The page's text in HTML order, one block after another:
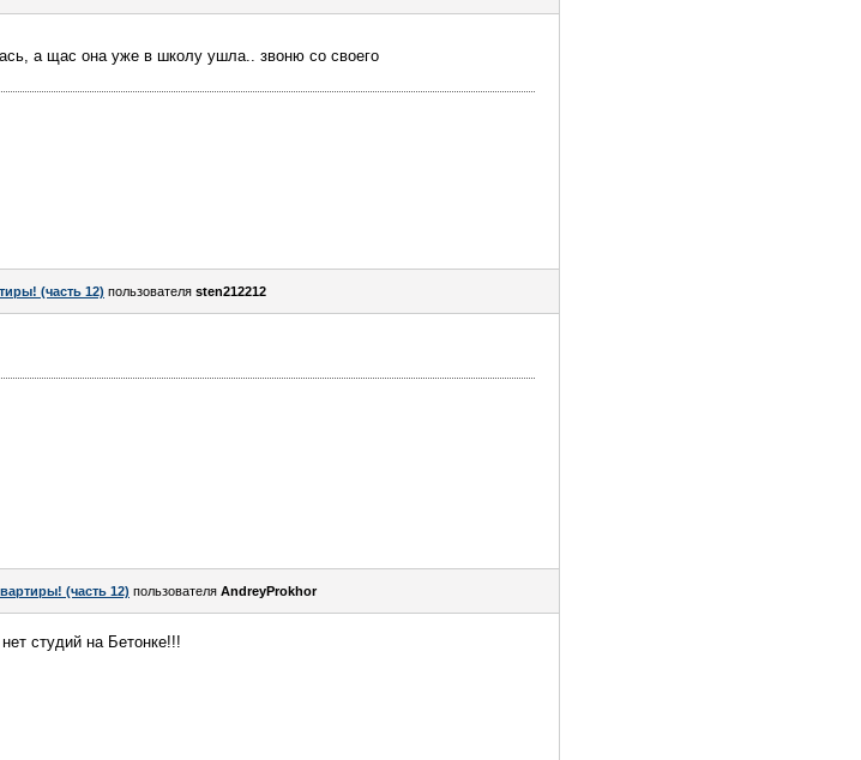
а щас она уже в школу ушла.. звоню со своего
(часть 12) пользователя sten212212
(часть 12) пользователя AndreyProkhor
студий на Бетонке!!!